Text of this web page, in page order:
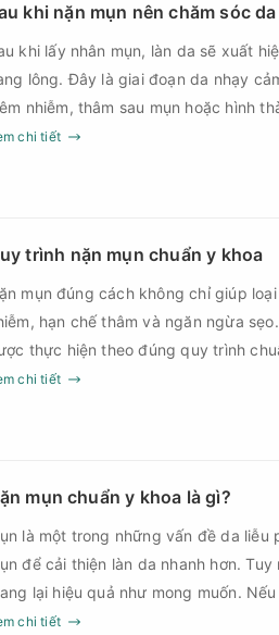
khi nặn mụn nên chăm sóc
khi lấy nhân mụn, làn da sẽ xuất
lông. Đây là giai đoạn da nhạy
nhiễm, thâm sau mụn hoặc hình
vì vậy, việc chăm sóc da sau
chi tiết
trình nặn mụn chuẩn y khoa
mụn đúng cách không chỉ giúp
hạn chế thâm và ngăn ngừa
thực hiện theo đúng quy trình
điều trị.
chi tiết
mụn chuẩn y khoa là gì?
là một trong những vấn đề da
để cải thiện làn da nhanh hơn.
lại hiệu quả như mong muốn.
điểm, làn da có thể đối mặt với
chi tiết